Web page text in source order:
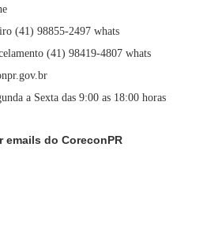
(41) 98855-2497 whats
(41) 98419-4807 whats
a Sexta das 9:00 as 18:00 horas
emails do CoreconPR